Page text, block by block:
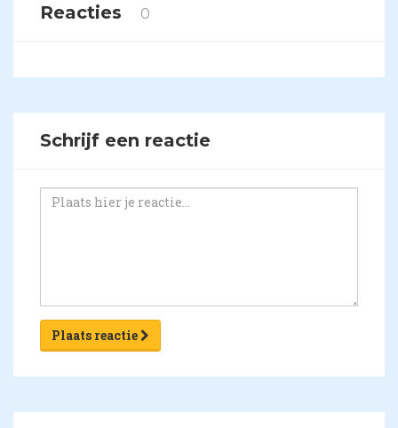
Reacties 0
Schrijf een reactie
Plaats reactie